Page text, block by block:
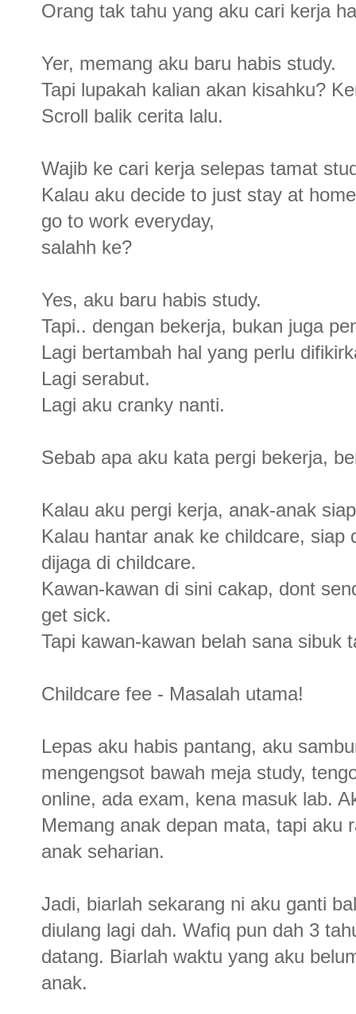
Orang tak tahu yang aku cari kerja
Yer, memang aku baru habis study.
Tapi lupakah kalian akan kisahku?
Scroll balik cerita lalu.
Wajib ke cari kerja selepas tamat
Kalau aku decide to just stay at
go to work everyday,
salahh ke?
Yes, aku baru habis study.
Tapi.. dengan bekerja, bukan juga
Lagi bertambah hal yang perlu
Lagi serabut.
Lagi aku cranky nanti.
Sebab apa aku kata pergi bekerja,
Kalau aku pergi kerja, anak-anak
Kalau hantar anak ke childcare,
dijaga di childcare.
Kawan-kawan di sini cakap, dont
get sick.
Tapi kawan-kawan belah sana sibuk
Childcare fee - Masalah utama!
Lepas aku habis pantang, aku
mengengsot bawah meja study,
online, ada exam, kena masuk lab.
Memang anak depan mata, tapi aku
anak seharian.
Jadi, biarlah sekarang ni aku ganti
diulang lagi dah. Wafiq pun dah 3
datang. Biarlah waktu yang aku
anak.